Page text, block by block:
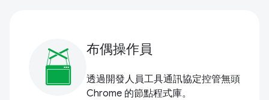
布偶操作員
透過開發人員工具通訊協定控管無頭
Chrome 的節點程式庫。